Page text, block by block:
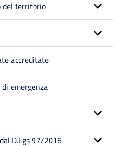
del territorio
accreditate
emergenza
D.Lgs 97/2016